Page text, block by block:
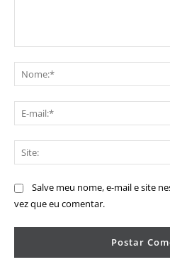
Salve meu nome, e-mail e site
vez que eu comentar.